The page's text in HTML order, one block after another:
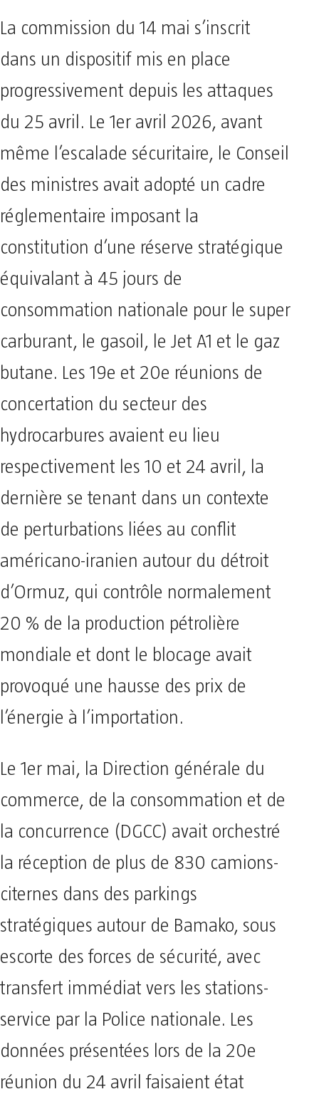
La commission du 14 mai s’inscrit
dans un dispositif mis en place
progressivement depuis les attaques
du 25 avril. Le 1er avril 2026, avant
même l’escalade sécuritaire, le Conseil
des ministres avait adopté un cadre
réglementaire imposant la
constitution d’une réserve stratégique
équivalant à 45 jours de
consommation nationale pour le super
carburant, le gasoil, le Jet A1 et le gaz
butane. Les 19e et 20e réunions de
concertation du secteur des
hydrocarbures avaient eu lieu
respectivement les 10 et 24 avril, la
dernière se tenant dans un contexte
de perturbations liées au conflit
américano-iranien autour du détroit
d’Ormuz, qui contrôle normalement
20 % de la production pétrolière
mondiale et dont le blocage avait
provoqué une hausse des prix de
l’énergie à l’importation.
Le 1er mai, la Direction générale du
commerce, de la consommation et de
la concurrence (DGCC) avait orchestré
la réception de plus de 830 camions-
citernes dans des parkings
stratégiques autour de Bamako, sous
escorte des forces de sécurité, avec
transfert immédiat vers les stations-
service par la Police nationale. Les
données présentées lors de la 20e
réunion du 24 avril faisaient état